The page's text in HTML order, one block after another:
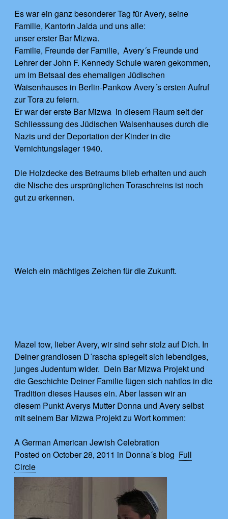
Es war ein ganz besonderer Tag für Avery, seine
Familie, Kantorin Jalda und uns alle:
unser erster Bar Mizwa.
Familie, Freunde der Familie, Avery´s Freunde und
Lehrer der John F. Kennedy Schule waren gekommen,
um im Betsaal des ehemaligen Jüdischen
Waisenhauses in Berlin-Pankow Avery´s ersten Aufruf
zur Tora zu feiern.
Er war der erste Bar Mizwa in diesem Raum seit der
Schliesssung des Jüdischen Waisenhauses durch die
Nazis und der Deportation der Kinder in die
Vernichtungslager 1940.
Die Holzdecke des Betraums blieb erhalten und auch
die Nische des ursprünglichen Toraschreins ist noch
gut zu erkennen.
Welch ein mächtiges Zeichen für die Zukunft.
Mazel tow, lieber Avery, wir sind sehr stolz auf Dich. In
Deiner grandiosen D´rascha spiegelt sich lebendiges,
junges Judentum wider. Dein Bar Mizwa Projekt und
die Geschichte Deiner Familie fügen sich nahtlos in die
Tradition dieses Hauses ein. Aber lassen wir an
diesem Punkt Averys Mutter Donna und Avery selbst
mit seinem Bar Mizwa Projekt zu Wort kommen:
A German American Jewish Celebration
Posted on October 28, 2011 in Donna´s blog Full
Circle